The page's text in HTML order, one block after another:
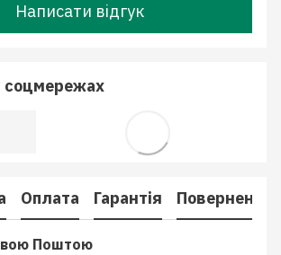
Написати відгук
соцмережах
Оплата Гарантія Повернення
Поштою